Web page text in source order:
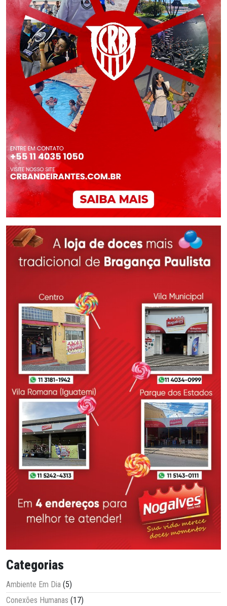
Categorias
Ambiente Em Dia (5)
Conexões Humanas (17)